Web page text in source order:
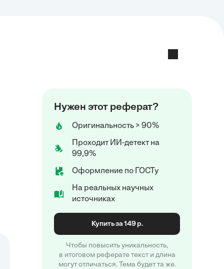
Нужен этот реферат?
Оригинальность > 90%
Проходит ИИ-детект на
99,9%
Оформление по ГОСТу
На реальных научных
источниках
Купить за 149 р.
Чтобы повысить уникальность,
в итоговом реферате текст и длина
могут отличаться. Тема будет та же.